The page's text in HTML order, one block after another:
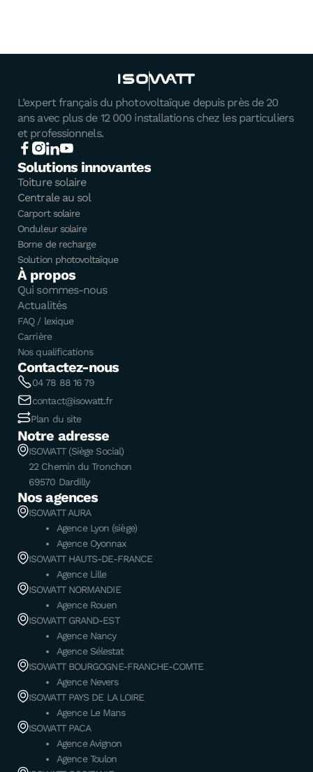
L’expert français du photovoltaïque depuis près de 20
ans avec plus de 12 000 installations chez les particuliers
et professionnels.
Solutions innovantes
Toiture solaire
Centrale au sol
Carport solaire
Onduleur solaire
Borne de recharge
Solution photovoltaïque
À propos
Qui sommes-nous
Actualités
FAQ / lexique
Carrière
Nos qualifications
Contactez-nous
04 78 88 16 79
contact@isowatt.fr
Plan du site
Notre adresse
ISOWATT (Siège Social)
22 Chemin du Tronchon
69570 Dardilly
Nos agences
ISOWATT AURA
Agence Lyon (siège)
Agence Oyonnax
ISOWATT HAUTS-DE-FRANCE
Agence Lille
ISOWATT NORMANDIE
Agence Rouen
ISOWATT GRAND-EST
Agence Nancy
Agence Sélestat
ISOWATT BOURGOGNE-FRANCHE-COMTE
Agence Nevers
ISOWATT PAYS DE LA LOIRE
Agence Le Mans
ISOWATT PACA
Agence Avignon
Agence Toulon